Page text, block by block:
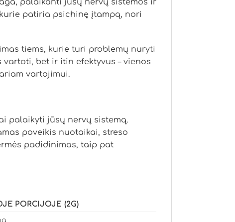
palaikanti jūsų nervų sistemos ir
patiria psichinę įtampą, nori
tiems, kurie turi problemų nuryti
bet ir itin efektyvus – vienos
vartojimui.
palaikyti jūsų nervų sistemą.
poveikis nuotaikai, streso
padidinimas, taip pat
PORCIJOJE (2G)